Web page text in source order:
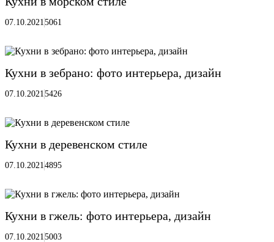
07.10.2021 5061
Кухни в зебрано: фото интерьера, дизайн
07.10.2021 5426
Кухни в деревенском стиле
07.10.2021 4895
Кухни в гжель: фото интерьера, дизайн
07.10.2021 5003